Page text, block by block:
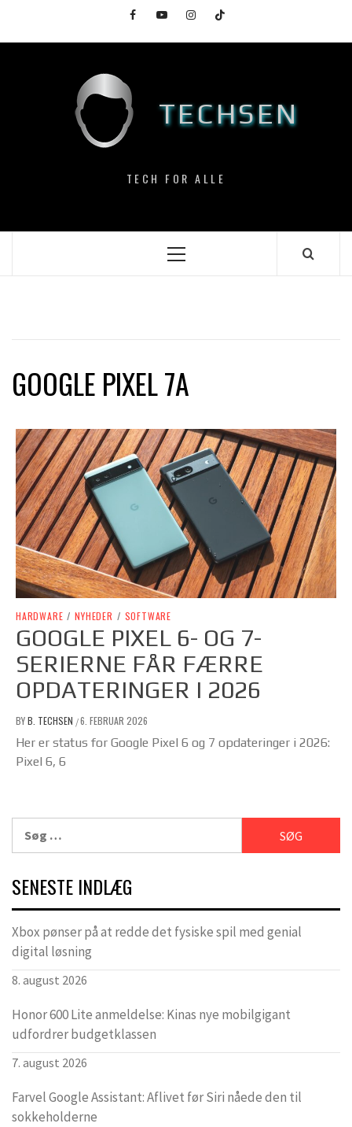
content
FacebookYouTubeInstagramTikTok
TECHSEN
TECH FOR ALLE
Primary
GOOGLE PIXEL 7A
HARDWARE / NYHEDER / SOFTWARE
GOOGLE PIXEL 6- OG 7-
SERIERNE FÅR FÆRRE
OPDATERINGER I 2026
BYB. TECHSEN /6. FEBRUAR 2026
Her er status for Google Pixel 6 og 7 opdateringer i 2026:
Pixel 6, 6
efter:
SENESTE INDLÆG
Xbox pønser på at redde det fysiske spil med genial
digital løsning
8. august 2026
Honor 600 Lite anmeldelse: Kinas nye mobilgigant
udfordrer budgetklassen
7. august 2026
Farvel Google Assistant: Aflivet før Siri nåede den til
sokkeholderne